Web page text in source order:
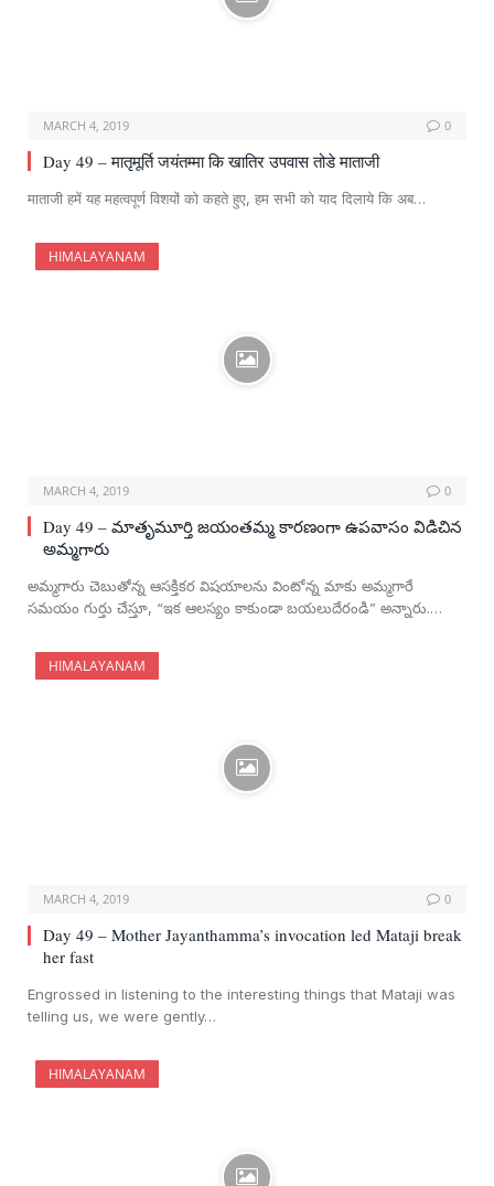
MARCH 4, 2019 0
Day 49 – मातृमूर्ति जयंतम्मा कि खातिर उपवास तोडे माताजी
माताजी हमें यह महत्वपूर्ण विशयों को कहते हुए, हम सभी को याद दिलाये कि अब…
HIMALAYANAM
MARCH 4, 2019 0
Day 49 – మాతృమూర్తి జయంతమ్మ కారణంగా ఉపవాసం విడిచిన
అమ్మగారు
అమ్మగారు చెబుతోన్న ఆసక్తికర విషయాలను వింటోన్న మాకు అమ్మగారే
సమయం గుర్తు చేస్తూ, “ఇక ఆలస్యం కాకుండా బయలుదేరండి” అన్నారు.…
HIMALAYANAM
MARCH 4, 2019 0
Day 49 – Mother Jayanthamma’s invocation led Mataji break
her fast
Engrossed in listening to the interesting things that Mataji was
telling us, we were gently…
HIMALAYANAM